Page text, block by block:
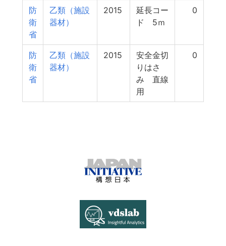
防
衛
省
乙類（施設
器材）
2015
延長コー
ド 5ｍ
0
防
衛
省
乙類（施設
器材）
2015
安全金切
りはさ
み 直線
用
0